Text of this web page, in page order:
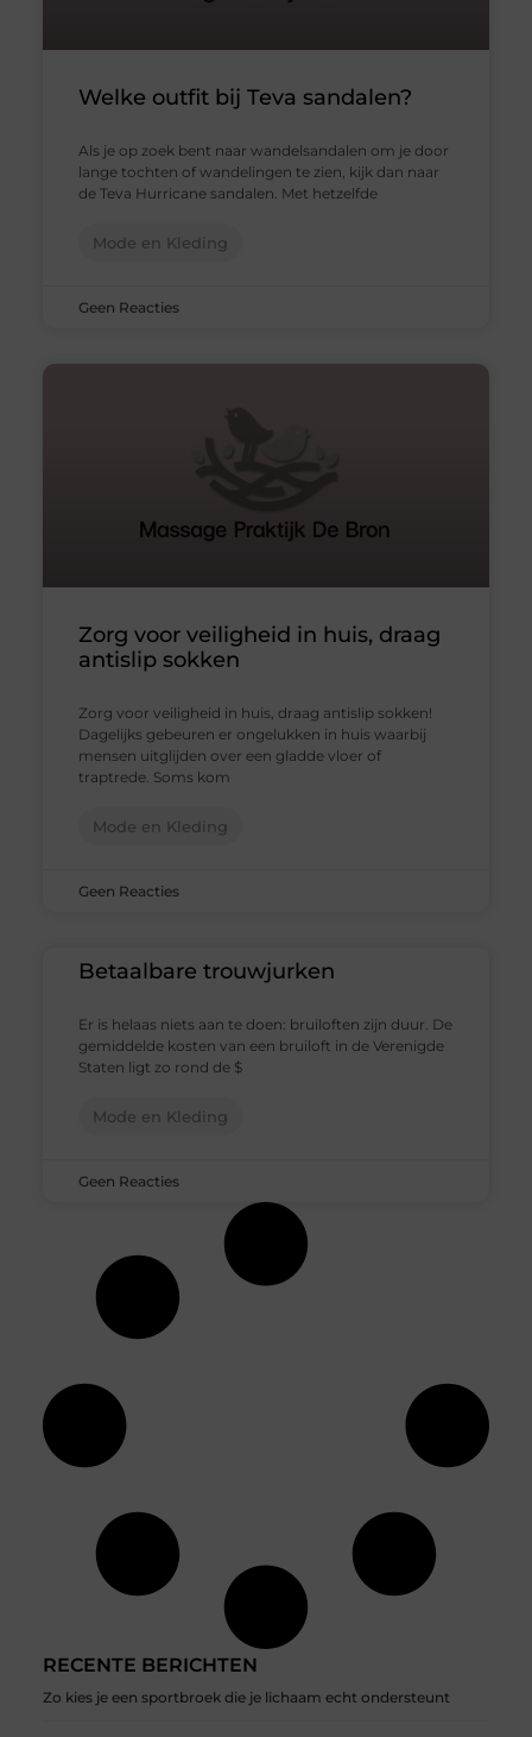
RECENTE BERICHTEN
Zo kies je een sportbroek die je lichaam echt ondersteunt
Welke outfit bij Teva sandalen?
Als je op zoek bent naar wandelsandalen om je door
lange tochten of wandelingen te zien, kijk dan naar
de Teva Hurricane sandalen. Met hetzelfde
Mode en Kleding
Geen Reacties
Zorg voor veiligheid in huis, draag
antislip sokken
Zorg voor veiligheid in huis, draag antislip sokken!
Dagelijks gebeuren er ongelukken in huis waarbij
mensen uitglijden over een gladde vloer of
traptrede. Soms kom
Mode en Kleding
Geen Reacties
Betaalbare trouwjurken
Er is helaas niets aan te doen: bruiloften zijn duur. De
gemiddelde kosten van een bruiloft in de Verenigde
Staten ligt zo rond de $
Mode en Kleding
Geen Reacties